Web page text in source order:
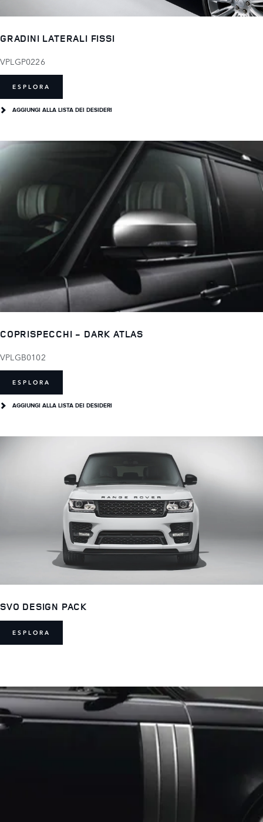
GRADINI LATERALI FISSI
VPLGP0226
ESPLORA
AGGIUNGI ALLA LISTA DEI DESIDERI
COPRISPECCHI - DARK ATLAS
VPLGB0102
ESPLORA
AGGIUNGI ALLA LISTA DEI DESIDERI
SVO DESIGN PACK
ESPLORA